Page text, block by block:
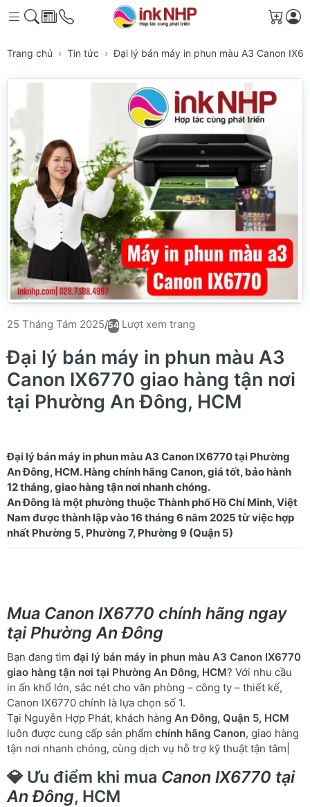
Giỏ
Trang chủ Tin tức Đại lý bán máy in phun màu A3 Canon
25 Tháng Tám 2025/54 Lượt xem trang
Đại lý bán máy in phun màu A3
Canon IX6770 giao hàng tận nơi
tại Phường An Đông, HCM
Đại lý bán máy in phun màu A3 Canon IX6770 tại Phường
An Đông, HCM. Hàng chính hãng Canon, giá tốt, bảo hành
12 tháng, giao hàng tận nơi nhanh chóng.
An Đông là một phường thuộc Thành phố Hồ Chí Minh, Việt
Nam được thành lập vào 16 tháng 6 năm 2025 từ việc hợp
Mua Canon IX6770 chính hãng ngay
tại Phường An Đông
Bạn đang tìm đại lý bán máy in phun màu A3 Canon IX6770
giao hàng tận nơi tại Phường An Đông, HCM? Với nhu cầu
in ấn khổ lớn, sắc nét cho văn phòng – công ty – thiết kế,
Canon IX6770 chính là lựa chọn số 1.
Tại Nguyễn Hợp Phát, khách hàng An Đông, Quận 5, HCM
luôn được cung cấp sản phẩm chính hãng Canon, giao hàng
tận nơi nhanh chóng, cùng dịch vụ hỗ trợ kỹ thuật tận tâm|
💎 Ưu điểm khi mua Canon IX6770 tại
An Đông, HCM